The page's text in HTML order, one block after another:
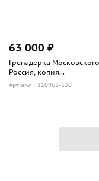
63 000 ₽
Гренадерка
Россия, копия...
Артикул: 110968-530